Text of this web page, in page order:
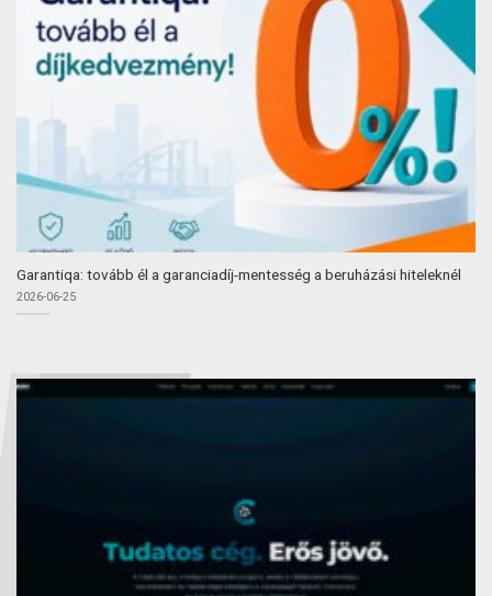
Garantiqa: tovább él a garanciadíj-mentesség a beruházási hiteleknél
2026-06-25